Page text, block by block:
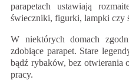
parapetach ustawiają
świeczniki, figurki, lampki czy
W niektórych domach
zdobiące parapet. Stare
bądź rybaków, bez otwierania
pracy.